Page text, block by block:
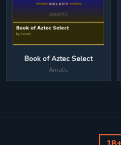
Book of Aztec Select
Amatic